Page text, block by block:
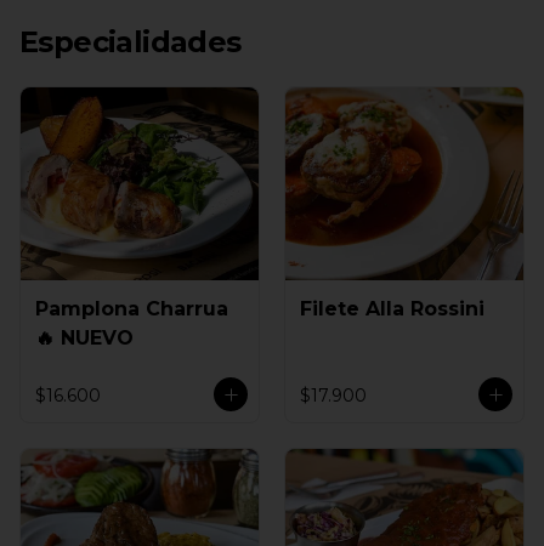
Especialidades
Pamplona Charrua
🔥 NUEVO
$16.600
Filete Alla Rossini
$17.900